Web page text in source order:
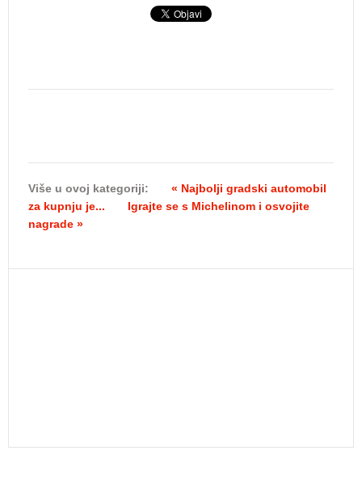
Više u ovoj kategoriji:
« Najbolji gradski automobil
za kupnju je...
Igrajte se s Michelinom i osvojite
nagrade »